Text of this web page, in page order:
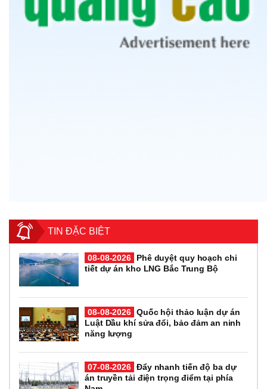
TIN ĐẶC BIỆT
08-08-2026
Phê duyệt quy hoạch chi
tiết dự án kho LNG Bắc Trung Bộ
08-08-2026 Quốc hội thảo luận dự án
Luật Dầu khí sửa đổi, bảo đảm an ninh
năng lượng
07-08-2026 Đẩy nhanh tiến độ ba dự
án truyền tải điện trọng điểm tại phía